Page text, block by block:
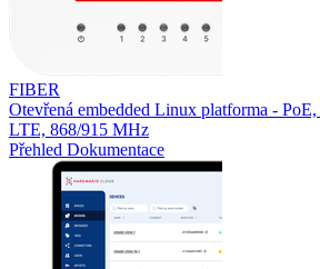
FIBER
Otevřená embedded Linux platforma -
LTE, 868/915 MHz
Přehled Dokumentace